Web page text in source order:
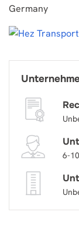
Germany
6-10